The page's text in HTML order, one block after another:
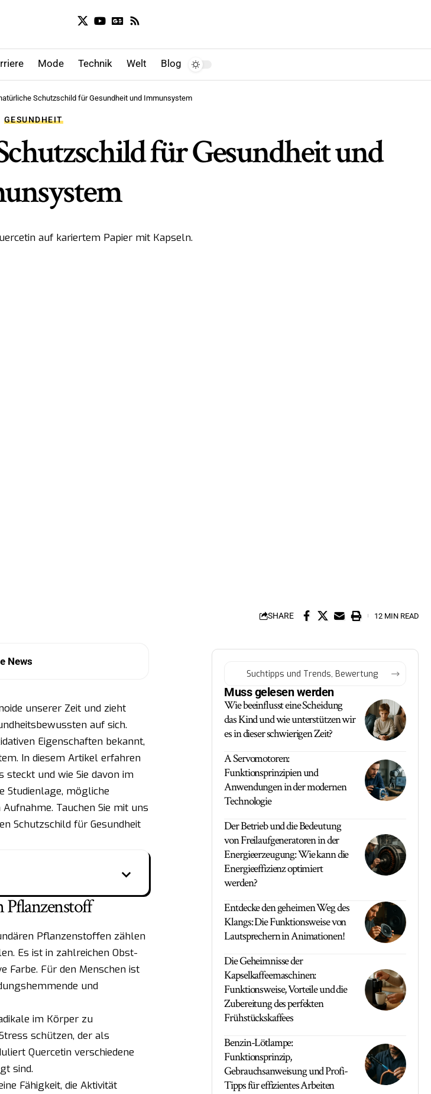
Mode Technik Welt Blog
Schutzschild für Gesundheit und Immunsystem
GESUNDHEIT
für Gesundheit und
SHARE 12 MIN READ
News
unserer Zeit und zieht
auf sich.
Eigenschaften bekannt,
In diesem Artikel erfahren
steckt und wie Sie davon im
Studienlage, mögliche
Tauchen Sie mit uns
Schutzschild für Gesundheit
Pflanzenstoffen zählen
Es ist in zahlreichen Obst-
Farbe. Für den Menschen ist
und
im Körper zu
schützen, der als
Quercetin verschiedene
sind.
Fähigkeit, die Aktivität
Muss gelesen werden
Wie beeinflusst eine Scheidung
das Kind und wie unterstützen wir
es in dieser schwierigen Zeit?
A Servomotoren:
Funktionsprinzipien und
Anwendungen in der modernen
Technologie
Der Betrieb und die Bedeutung
von Freilaufgeneratoren in der
Energieerzeugung: Wie kann die
Energieeffizienz optimiert
werden?
Entdecke den geheimen Weg des
Klangs: Die Funktionsweise von
Lautsprechern in Animationen!
Die Geheimnisse der
Kapselkaffeemaschinen:
Funktionsweise, Vorteile und die
Zubereitung des perfekten
Frühstückskaffees
Benzin-Lötlampe:
Funktionsprinzip,
Gebrauchsanweisung und Profi-
Tipps für effizientes Arbeiten